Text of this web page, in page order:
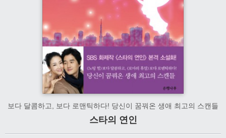
보다 달콤하고, 보다 로맨틱하다! 당신이 꿈꿔온 생애 최고의 스캔들
스타의 연인